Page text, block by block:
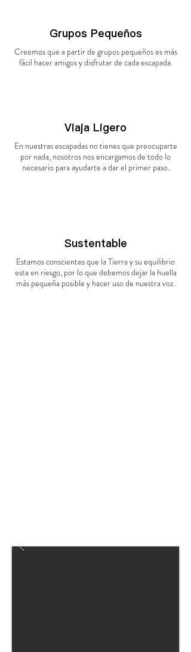
Grupos Pequeños
Creemos que a partir de grupos pequeños es más
fácil hacer amigos y disfrutar de cada escapada.
Viaja Ligero
En nuestras escapadas no tienes que preocuparte
por nada, nosotros nos encargamos de todo lo
necesario para ayudarte a dar el primer paso.
Sustentable
Estamos conscientes que la Tierra y su equilibrio
esta en riesgo, por lo que debemos dejar la huella
más pequeña posible y hacer uso de nuestra voz.